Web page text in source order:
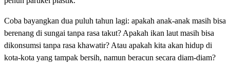
Coba bayangkan dua puluh tahun lagi: apakah anak-anak masih bisa
berenang di sungai tanpa rasa takut? Apakah ikan laut masih bisa
dikonsumsi tanpa rasa khawatir? Atau apakah kita akan hidup di
kota-kota yang tampak bersih, namun beracun secara diam-diam?